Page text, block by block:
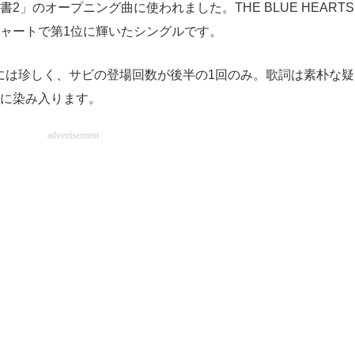
2」のオープニング曲に使われました。THE BLUE HEARTS
ートで第1位に輝いたシングルです。
珍しく、サビの登場回数が後半の1回のみ。歌詞は素朴な疑
染み入ります。
advertisement